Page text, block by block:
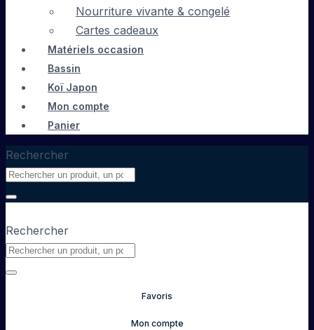
Nourriture vivante & congelé
Cartes cadeaux
Matériels occasion
Bassin
Koï Japon
Mon compte
Panier
Rechercher
Rechercher
Favoris
Mon compte